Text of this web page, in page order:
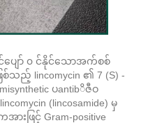
ျော် ၀ င်နိုင်သောအက်စစ်
သည့် lincomycin ၏ 7 (S) -
ပantibိဇီဝ
(lincosamide) မှ
ြင့် Gram-positive